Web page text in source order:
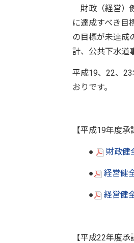
財政（経営）
に達成すべき目
の目標が未達成
計、公共下水道
平成19、22、
おりです。
【平成19年度承
● 財政健
● 経営健
● 経営健
【平成22年度承